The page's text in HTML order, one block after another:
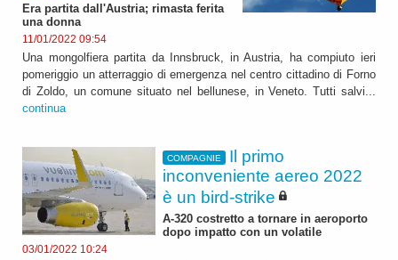
Era partita dall'Austria; rimasta ferita
una donna
11/01/2022 09:54
Una mongolfiera partita da Innsbruck, in Austria, ha compiuto ieri
pomeriggio un atterraggio di emergenza nel centro cittadino di Forno
di Zoldo, un comune situato nel bellunese, in Veneto. Tutti salvi...
continua
COMPAGNIE
Il primo
inconveniente aereo 2022
è un bird-strike
A-320 costretto a tornare in aeroporto
dopo impatto con un volatile
03/01/2022 10:24